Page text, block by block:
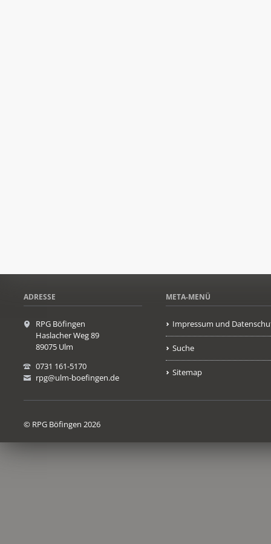
ADRESSE
RPG Böfingen
Haslacher Weg 89
89075 Ulm
0731 161-5170
rpg@ulm-boefingen.de
META-MENÜ
Impressum und
Suche
Sitemap
© RPG Böfingen 2026